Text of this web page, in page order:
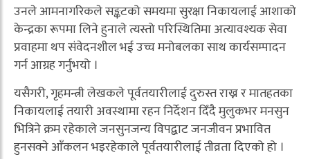
उनले आमनागरिकले सङ्कटको समयमा सुरक्षा निकायलाई आशाको
केन्द्रका रूपमा लिने हुनाले त्यस्तो परिस्थितिमा अत्यावश्यक सेवा
प्रवाहमा थप संवेदनशील भई उच्च मनोबलका साथ कार्यसम्पादन
गर्न आग्रह गर्नुभयो ।
यसैगरी, गृहमन्त्री लेखकले पूर्वतयारीलाई दुरुस्त राख्न र मातहतका
निकायलाई तयारी अवस्थामा रहन निर्देशन दिँदै मुलुकभर मनसुन
भित्रिने क्रम रहेकाले जनसुनजन्य विपद्बाट जनजीवन प्रभावित
हुनसक्ने आँकलन भइरहेकाले पूर्वतयारीलाई तीव्रता दिएको हो ।